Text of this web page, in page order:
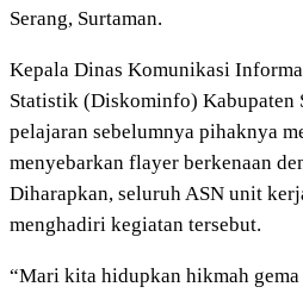
Serang, Surtaman.
Kepala Dinas Komunikasi
Statistik (Diskominfo) Kabupaten
pelajaran sebelumnya pihaknya
menyebarkan flayer berkenaan
Diharapkan, seluruh ASN unit
menghadiri kegiatan tersebut.
“Mari kita hidupkan hikmah